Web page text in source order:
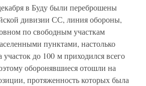
в Буду были переброшены
дивизии СС, линия обороны,
по свободным участкам
пунктами, настолько
участок до 100 м приходился всего
оборонявшиеся отошли на
протяженность которых была